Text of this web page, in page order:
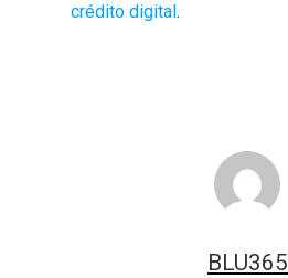
crédito digital.
BLU365